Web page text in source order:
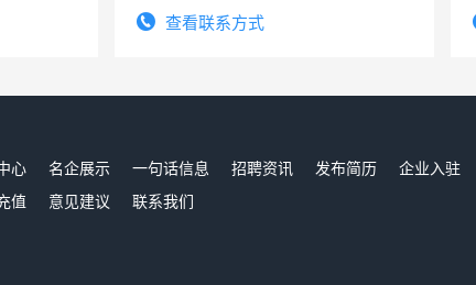
宿，免费发放劳保用品，两班倒，每月
查看联系方式
心 名企展示 一句话信息 招聘资讯 发布简历 企业入驻
值 意见建议 联系我们